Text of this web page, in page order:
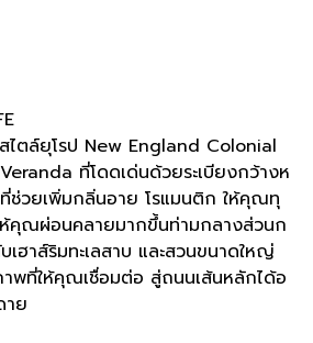
ไตล์ยุโรป New England Colonial
ที่โดดเด่นด้วยระเบียงกว้างห
ช่วยเพิ่มกลิ่นอาย โรแมนติก ให้คุณทุ
คุณผ่อนคลายมากขึ้นท่ามกลางส่วนก
เฮาส์ริมทะเลสาบ และสวนขนาดใหญ่
พที่ให้คุณเชื่อมต่อ สู่ถนนเส้นหลักได้อ
าย